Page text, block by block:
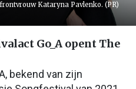
Kataryna Pavlenko. (PR)
Go_A opent The
bekend van zijn